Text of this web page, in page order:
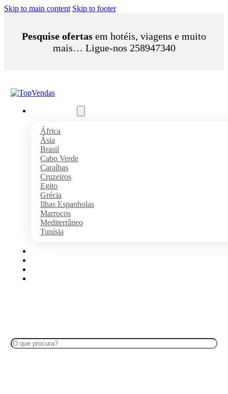
Skip to main content Skip to footer
Pesquise ofertas em hotéis, viagens e muito
mais… Ligue-nos 258947340
África
Ásia
Brasil
Cabo Verde
Caraíbas
Cruzeiros
Egito
Grécia
Ilhas Espanholas
Marrocos
Mediterrâneo
Tunísia
Search